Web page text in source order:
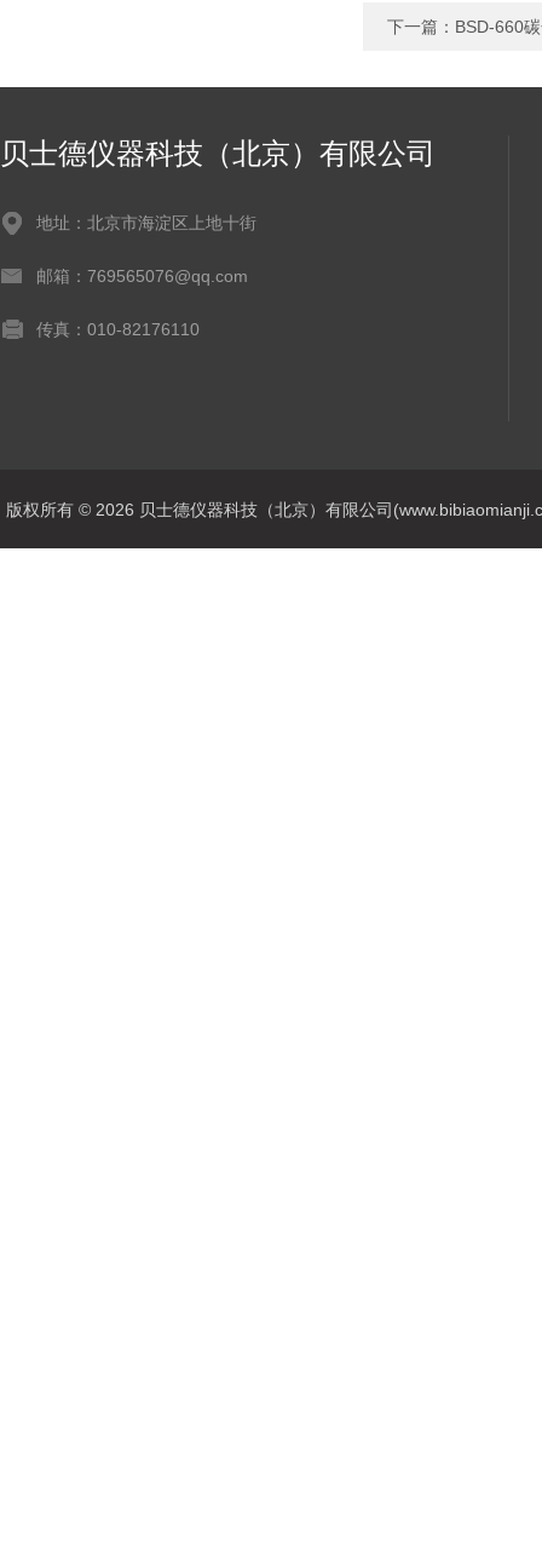
下一篇： BSD-660
贝士德仪器科技（北京）有限公司
地址：北京市海淀区上地十街
邮箱：769565076@qq.com
传真：010-82176110
版权所有 © 2026 贝士德仪器科技（北京）有限公司